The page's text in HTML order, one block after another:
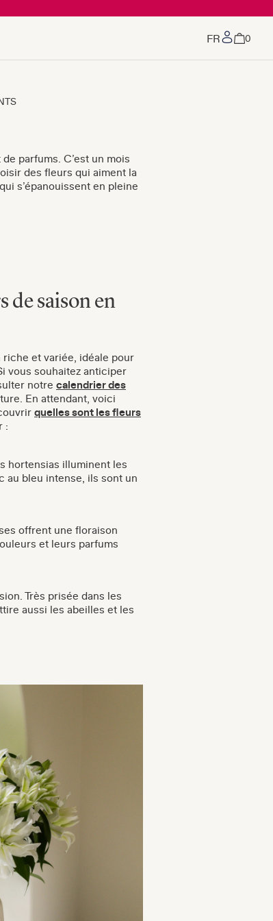
Mon
0
parfums. C’est un mois
des fleurs qui aiment la
s’épanouissent en pleine
de saison en
et variée, idéale pour
vous souhaitez anticiper
notre calendrier des
En attendant, voici
quelles sont les fleurs
:
hortensias illuminent les
au bleu intense, ils sont un
offrent une floraison
et leurs parfums
Très prisée dans les
aussi les abeilles et les